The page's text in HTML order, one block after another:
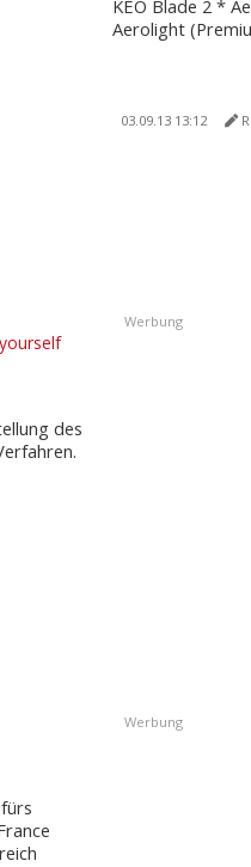
KEO Blade 2 *
Aerolight
03.09.13 13:12
des
Werbung
Werbung